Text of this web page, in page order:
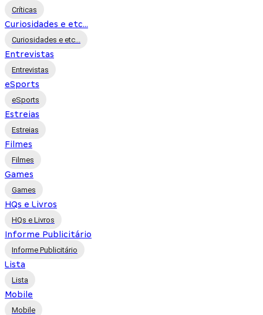
Críticas
Curiosidades e etc...
Curiosidades e etc...
Entrevistas
Entrevistas
eSports
eSports
Estreias
Estreias
Filmes
Filmes
Games
Games
HQs e Livros
HQs e Livros
Informe Publicitário
Informe Publicitário
Lista
Lista
Mobile
Mobile